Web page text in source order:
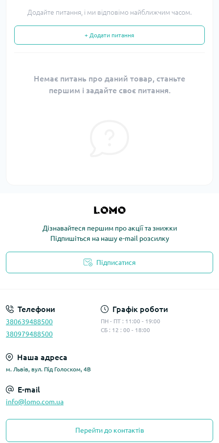
Додайте питання, і ми відповімо найближчим часом.
+ Додати питання
Немає питань про даний товар, станьте
першим і задайте своє питання.
Дізнавайтеся першим про акції та знижки
Підпишіться на нашу e-mail розсилку
Підписатися
Телефони
380639488500
380979488500
Графік роботи
ПН - ПТ : 11:00 - 19:00
СБ : 12 : 00 - 18:00
Наша адреса
м. Львів, вул. Під Голоском, 4В
E-mail
info@lomo.com.ua
Перейти до контактів